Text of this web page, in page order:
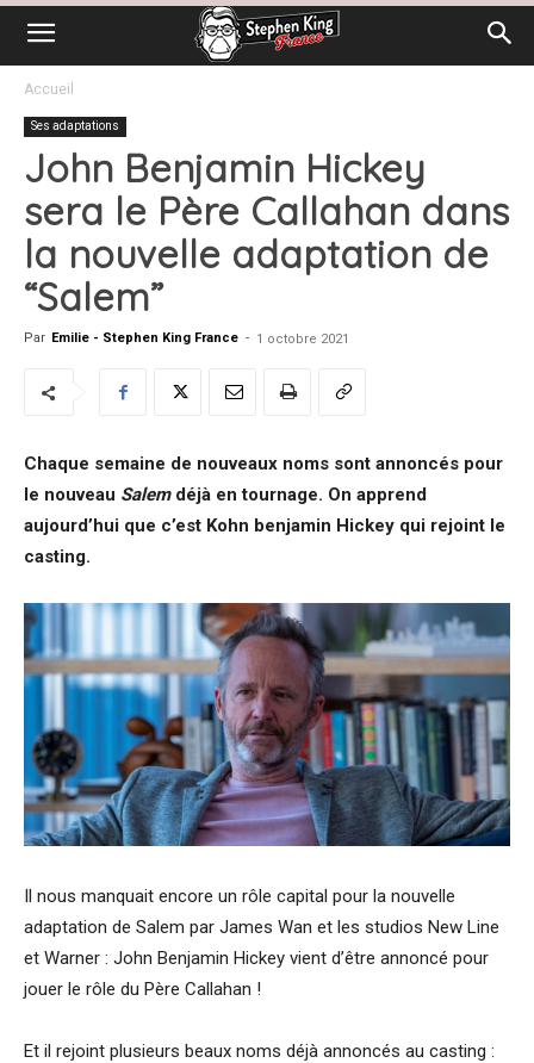
Accueil
Ses adaptations
John Benjamin Hickey
sera le Père Callahan dans
la nouvelle adaptation de
“Salem”
Par Emilie - Stephen King France - 1 octobre 2021
Chaque semaine de nouveaux noms sont annoncés pour
le nouveau Salemdéjà en tournage. On apprend
aujourd’hui que c’est Kohn benjamin Hickey qui rejoint le
casting.
Il nous manquait encore un rôle capital pour la nouvelle
adaptation de Salem par James Wan et les studios New Line
et Warner : John Benjamin Hickey vient d’être annoncé pour
jouer le rôle du Père Callahan !
Et il rejoint plusieurs beaux noms déjà annoncés au casting :